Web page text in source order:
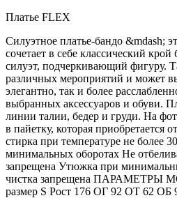
Платье FLEX
Силуэтное платье-бандо &mdash;
сочетает в себе классический
силуэт, подчеркивающий фигуру.
различных мероприятий и может
элегантно, так и более
выбранных аксессуаров и обуви.
линии талии, бедер и груди. На
в пайетку, которая
стирка при температуре не более
минимальных оборотах Не
запрещена Утюжка при
чистка запрещена ПАРАМЕТРЫ
размер S Рост 176 ОГ 92 ОТ 62 ОБ